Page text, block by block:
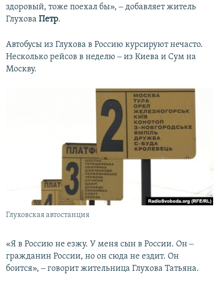
здоровый, тоже поехал бы», ‒ добавляет житель
Глухова Петр.
Автобусы из Глухова в Россию курсируют нечасто.
Несколько рейсов в неделю ‒ из Киева и Сум на
Москву.
Глуховская автостанция
«Я в Россию не езжу. У меня сын в России. Он ‒
гражданин России, но он сюда не ездит. Он
боится», ‒ говорит жительница Глухова Татьяна.